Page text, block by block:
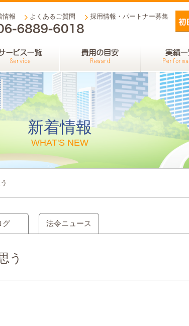
情報 よくあるご質問 採用情報・パートナー募集
新着情報
WHAT'S NEW
グ 法令ニュース
う